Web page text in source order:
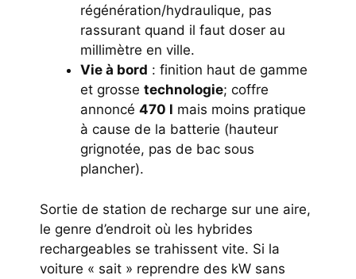
régénération/hydraulique, pas
rassurant quand il faut doser au
millimètre en ville.
Vie à bord : finition haut de gamme
et grosse technologie; coffre
annoncé 470 l mais moins pratique
à cause de la batterie (hauteur
grignotée, pas de bac sous
plancher).
Sortie de station de recharge sur une aire,
le genre d’endroit où les hybrides
rechargeables se trahissent vite. Si la
voiture « sait » reprendre des kW sans